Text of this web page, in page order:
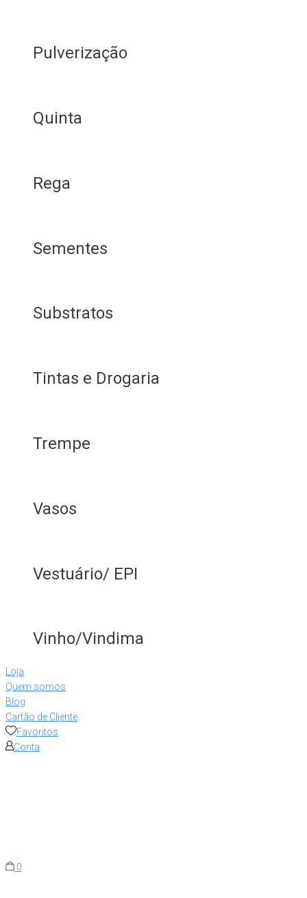
Pulverização
Quinta
Rega
Sementes
Substratos
Tintas e Drogaria
Trempe
Vasos
Vestuário/ EPI
Vinho/Vindima
Loja
Quem somos
Blog
Cartão de Cliente
Favoritos
Conta
0